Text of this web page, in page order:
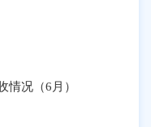
情况（6 月）